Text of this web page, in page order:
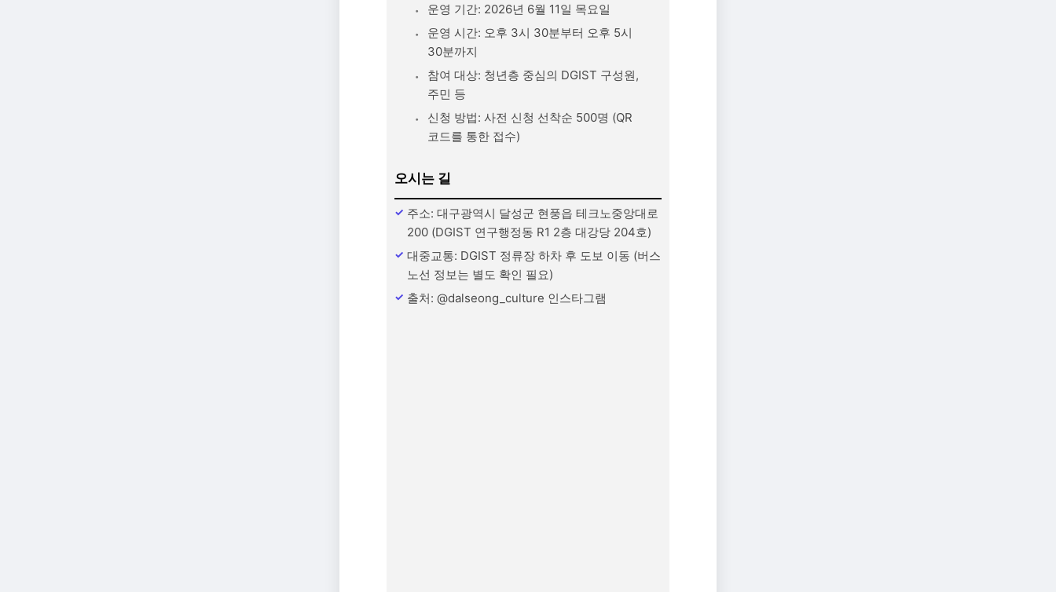
운영 기간: 2026년 6월 11일 목요일
운영 시간: 오후 3시 30분부터 오후 5시
30분까지
참여 대상: 청년층 중심의 DGIST 구성원,
주민 등
신청 방법: 사전 신청 선착순 500명 (QR
코드를 통한 접수)
오시는 길
주소: 대구광역시 달성군 현풍읍 테크노중앙대로
200 (DGIST 연구행정동 R1 2층 대강당 204호)
대중교통: DGIST 정류장 하차 후 도보 이동 (버스
노선 정보는 별도 확인 필요)
출처: @dalseong_culture 인스타그램